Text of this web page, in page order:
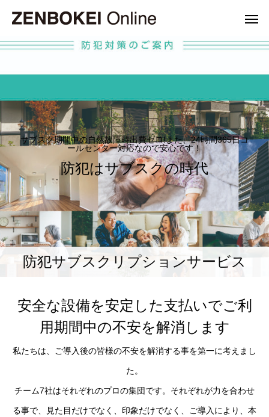
Warning /home/r6177535/
Warning
/home/r6177535/
Warning
/home/
サブスク期間中の自然故障時出費ゼロ!また、24時間365日コ
ールセンター対応なので安心です！
防犯はサブスクの時代
防犯サブスクリプションサービス
安全な設備を安定した支払いでご利
用期間中の不安を解消します
私たちは、ご導入後の皆様の不安を解消する事を第一に考えまし
た。
チーム7社はそれぞれのプロの集団です。それぞれが力を合わせ
る事で、見た目だけでなく、印象だけでなく、ご導入により、本